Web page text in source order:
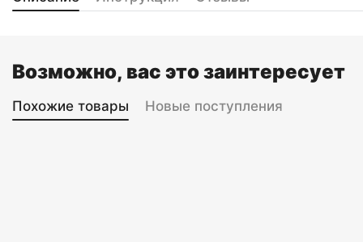
Возможно, вас это заинтересует
Похожие товары Новые поступления